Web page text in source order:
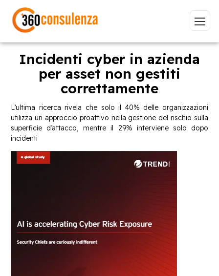
Vai
Sviluppo software
Incidenti cyber in azienda
per asset non gestiti
correttamente
L’ultima ricerca rivela che solo il 40% delle organizzazioni
utilizza un approccio proattivo nella gestione del rischio sulla
superficie d’attacco, mentre il 29% interviene solo dopo
incidenti